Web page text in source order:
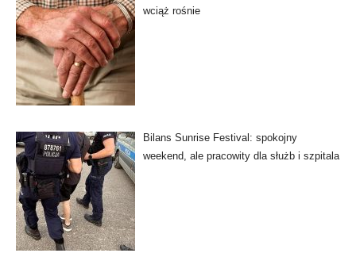
wciąż rośnie
Bilans Sunrise Festival: spokojny
weekend, ale pracowity dla służb i szpitala